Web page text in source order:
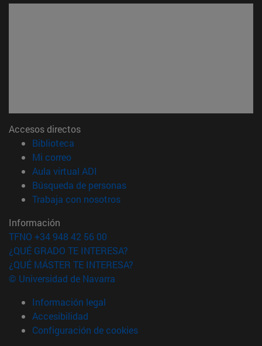
Accesos directos
Biblioteca
Mi correo(abre en nueva ventana)
Aula virtual ADI
Búsqueda de personas(abre en nueva ventana)
Trabaja con nosotros(abre en nueva ventana)
Información
TFNO +34 948 42 56 00
¿QUÉ GRADO TE INTERESA?
¿QUÉ MÁSTER TE INTERESA?
© Universidad de Navarra
Información legal
Accesibilidad
Configuración de cookies